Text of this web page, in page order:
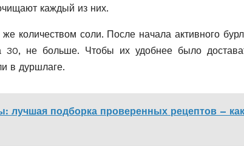
каждый из них.
количеством соли. После начала активного
30, не больше. Чтобы их удобнее было
в дуршлаге.
лучшая подборка проверенных рецептов – как